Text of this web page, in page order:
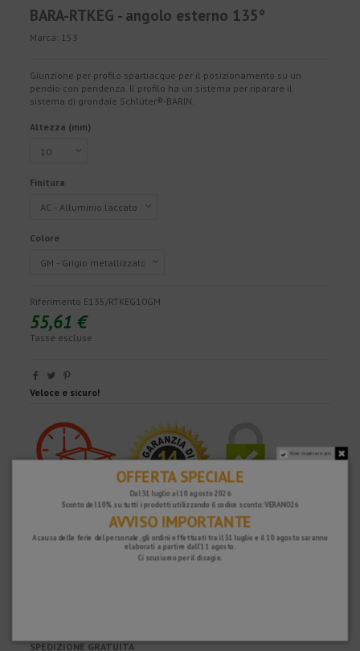
BARA-RTKEG - angolo esterno 135°
Marca: 153
Giunzione per profilo spartiacque per il posizionamento su un
pendio con pendenza. Il profilo ha un sistema per riparare il
sistema di grondaie Schlüter®-BARIN.
Altezza (mm)
Finitura
Colore
Riferimento E135/RTKEG10GM
55,61 €
Tasse escluse
Veloce e sicuro!
SPEDIZIONE GRATUITA
Non mostrare più.
OFFERTA SPECIALE
Dal 31 luglio al 10 agosto 2026
Sconto del 10% su tutti i prodotti utilizzando il codice sconto: VERANO26
AVVISO IMPORTANTE
A causa delle ferie del personale, gli ordini effettuati tra il 31 luglio e il 10 agosto saranno
elaborati a partire dall'11 agosto.
Ci scusiamo per il disagio.